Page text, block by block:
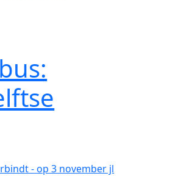
- op 3 november jl